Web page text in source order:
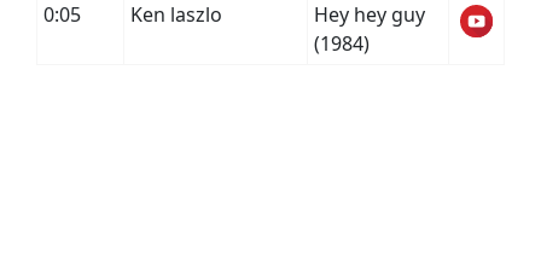
0:05
Ken laszlo
Hey hey guy
(1984)